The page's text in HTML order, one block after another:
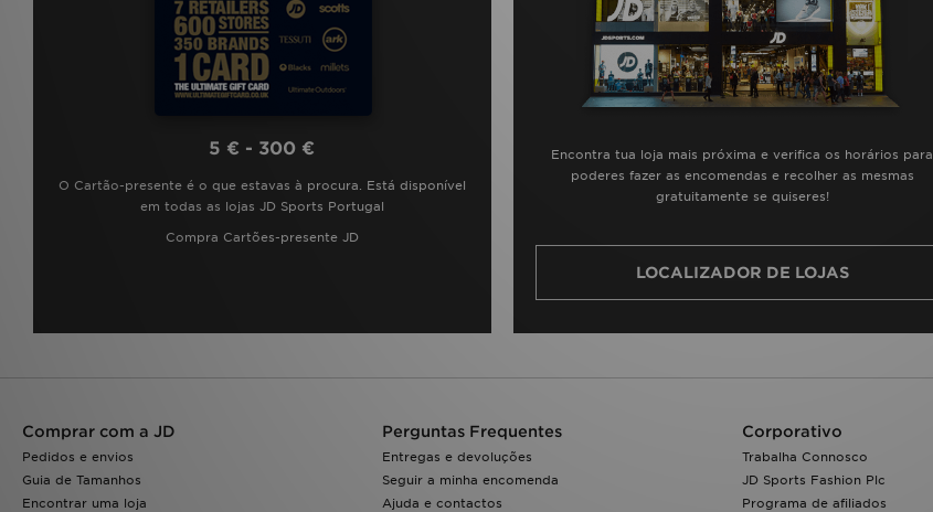
5 € - 300 €
O Cartão-presente é o que estavas à procura. Está disponível
em todas as lojas JD Sports Portugal
Compra Cartões-presente JD
Encontra tua loja mais próxima e verifica os horários para
poderes fazer as encomendas e recolher as mesmas
gratuitamente se quiseres!
LOCALIZADOR DE LOJAS
Comprar com a JD
Pedidos e envios
Guia de Tamanhos
Encontrar uma loja
Perguntas Frequentes
Entregas e devoluções
Seguir a minha encomenda
Ajuda e contactos
Corporativo
Trabalha Connosco
JD Sports Fashion Plc
Programa de afiliados